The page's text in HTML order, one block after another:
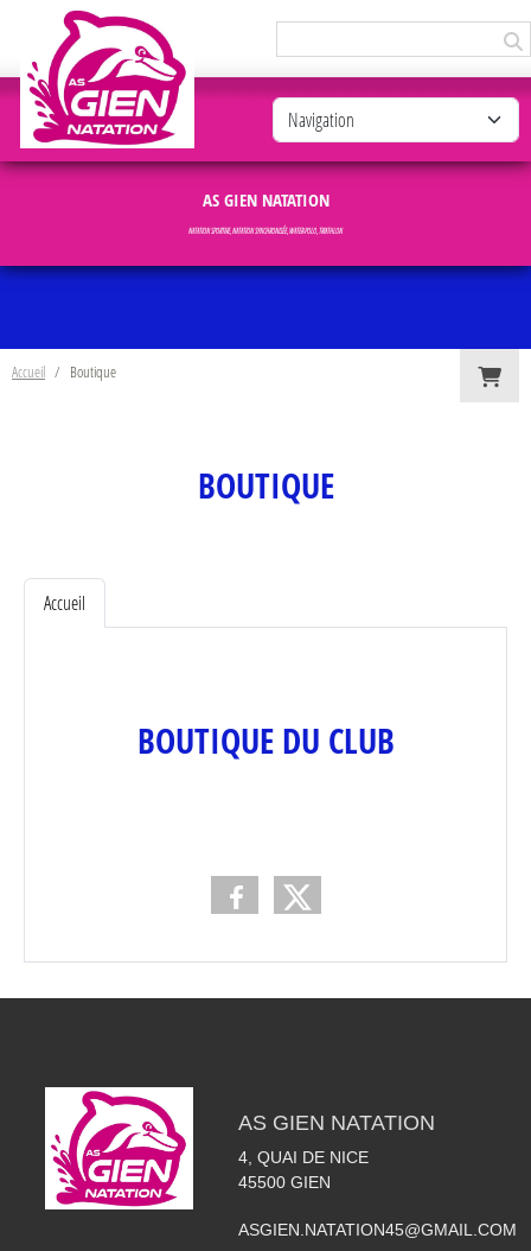
AS GIEN NATATION
NATATION SPORTIVE, NATATION SYNCHRONISÉE, WATER-POLO, TRIATHLON
Accueil Boutique
BOUTIQUE
Accueil
BOUTIQUE DU CLUB
AS GIEN NATATION
4, QUAI DE NICE
45500 GIEN
ASGIEN.NATATION45@GMAIL.COM
Panneau de gestion des cookies